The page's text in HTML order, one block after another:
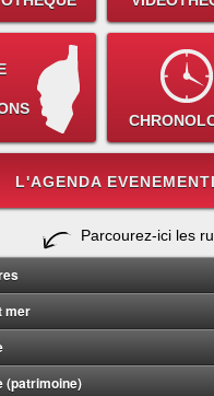
L'AGENDA
Parcourez-ici les
mer
(patrimoine)